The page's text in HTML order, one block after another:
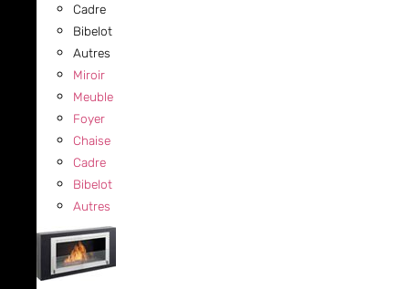
Cadre
Bibelot
Autres
Miroir
Meuble
Foyer
Chaise
Cadre
Bibelot
Autres